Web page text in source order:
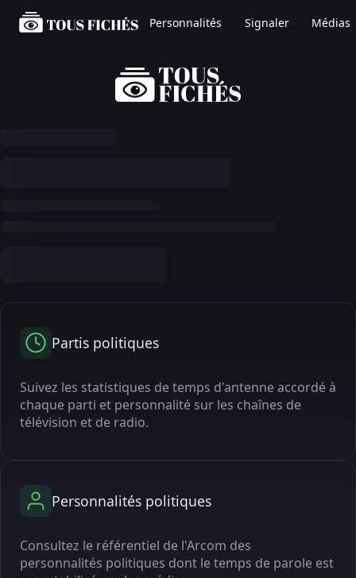
Personnalités Signaler Médias
Partis politiques
Suivez les statistiques de temps d'antenne accordé à
chaque parti et personnalité sur les chaînes de
télévision et de radio.
Personnalités politiques
Consultez le référentiel de l'Arcom des
personnalités politiques dont le temps de parole est